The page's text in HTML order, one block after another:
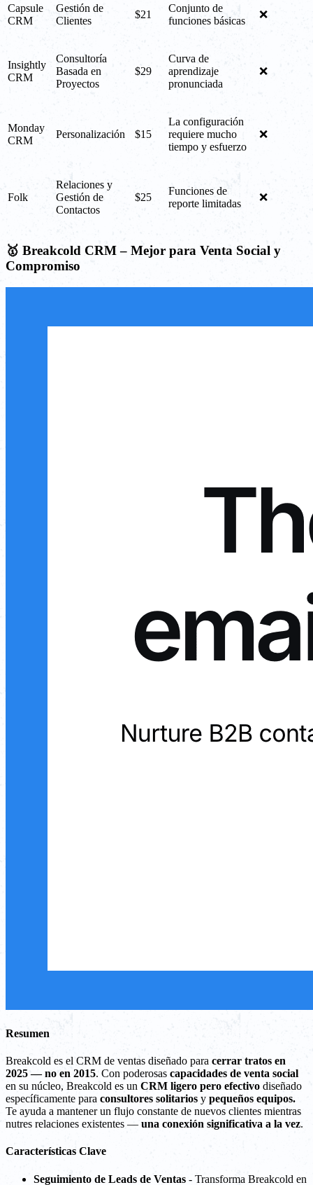
Capsule
CRM
Gestión de
Clientes
$21
Conjunto de
funciones básicas
❌
Insightly
CRM
Consultoría
Basada en
Proyectos
$29
Curva de
aprendizaje
pronunciada
❌
Monday
CRM
Personalización $15
La configuración
requiere mucho
tiempo y esfuerzo
❌
Folk
Relaciones y
Gestión de
Contactos
$25
Funciones de
reporte limitadas
❌
🥇 Breakcold CRM – Mejor para Venta Social y
Compromiso
Resumen
Breakcold es el CRM de ventas diseñado para cerrar tratos en
2025 — no en 2015. Con poderosas capacidades de venta social
en su núcleo, Breakcold es un CRM ligero pero efectivo diseñado
específicamente para consultores solitarios y pequeños equipos.
Te ayuda a mantener un flujo constante de nuevos clientes mientras
nutres relaciones existentes — una conexión significativa a la vez.
Características Clave
Seguimiento de Leads de Ventas - Transforma Breakcold en